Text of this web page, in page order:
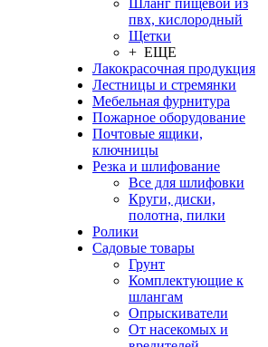
Шланг пищевой из
пвх, кислородный
Щетки
+ ЕЩЕ
Лакокрасочная продукция
Лестницы и стремянки
Мебельная фурнитура
Пожарное оборудование
Почтовые ящики,
ключницы
Резка и шлифование
Все для шлифовки
Круги, диски,
полотна, пилки
Ролики
Садовые товары
Грунт
Комплектующие к
шлангам
Опрыскиватели
От насекомых и